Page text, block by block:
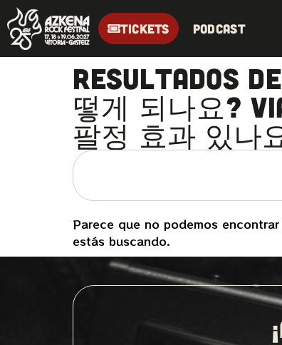
TICKETS Podcast
Resultados de
떻게 되나요?
팔정 효과 있나
Parece que no podemos
estás buscando.